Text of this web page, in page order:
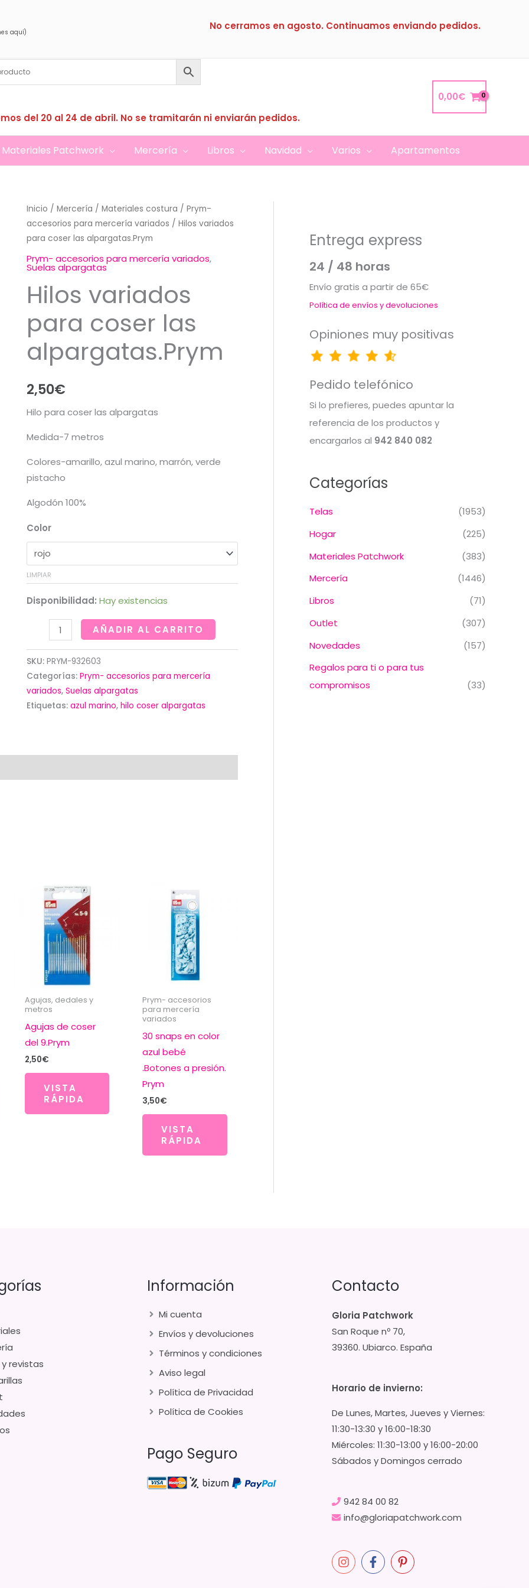
aquí)
No cerramos en agosto. Continuamos enviando pedidos.
del 20 al 24 de abril. No se tramitarán ni enviarán pedidos.
0,00€
Materiales Patchwork Mercería Libros Navidad Varios Apartamentos
Inicio / Mercería / Materiales costura / Prym-
accesorios para mercería variados / Hilos variados
para coser las alpargatas.Prym
Prym- accesorios para mercería variados,
Suelas alpargatas
Hilos variados
para coser las
alpargatas.Prym
2,50€
Hilo para coser las alpargatas
Medida-7 metros
Colores-amarillo, azul marino, marrón, verde
pistacho
Algodón 100%
Color
LIMPIAR
Disponibilidad: Hay existencias
variados
para
coser
las
alpargatas.Prym
AÑADIR AL CARRITO
SKU: PRYM-932603
Categorías: Prym- accesorios para mercería
variados, Suelas alpargatas
Etiquetas: azul marino, hilo coser alpargatas
Agujas, dedales y
metros
Agujas de coser
del 9.Prym
2,50€
VISTA
RÁPIDA
Prym- accesorios
para mercería
variados
30 snaps en color
azul bebé
.Botones a presión.
Prym
3,50€
VISTA
RÁPIDA
Entrega express
24 / 48 horas
Envío gratis a partir de 65€
Política de envíos y devoluciones
Opiniones muy positivas
Pedido telefónico
Si lo prefieres, puedes apuntar la
referencia de los productos y
encargarlos al 942 840 082
Categorías
Telas
(1953)
Hogar
(225)
Materiales Patchwork
(383)
Mercería
(1446)
Libros
(71)
Outlet
(307)
Novedades
(157)
Regalos para ti o para tus
compromisos
(33)
y revistas
Información
Mi cuenta
Envíos y devoluciones
Términos y condiciones
Aviso legal
Política de Privacidad
Política de Cookies
Pago Seguro
Contacto
Gloria Patchwork
San Roque nº 70,
39360. Ubiarco. España
Horario de invierno:
De Lunes, Martes, Jueves y Viernes:
11:30-13:30 y 16:00-18:30
Miércoles: 11:30-13:00 y 16:00-20:00
Sábados y Domingos cerrado
942 84 00 82
info@gloriapatchwork.com